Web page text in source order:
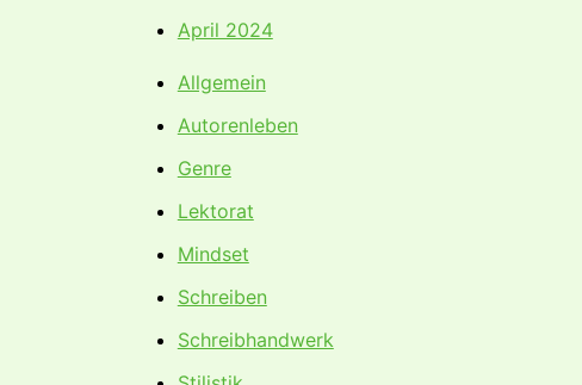
April 2024
Allgemein
Autorenleben
Genre
Lektorat
Mindset
Schreiben
Schreibhandwerk